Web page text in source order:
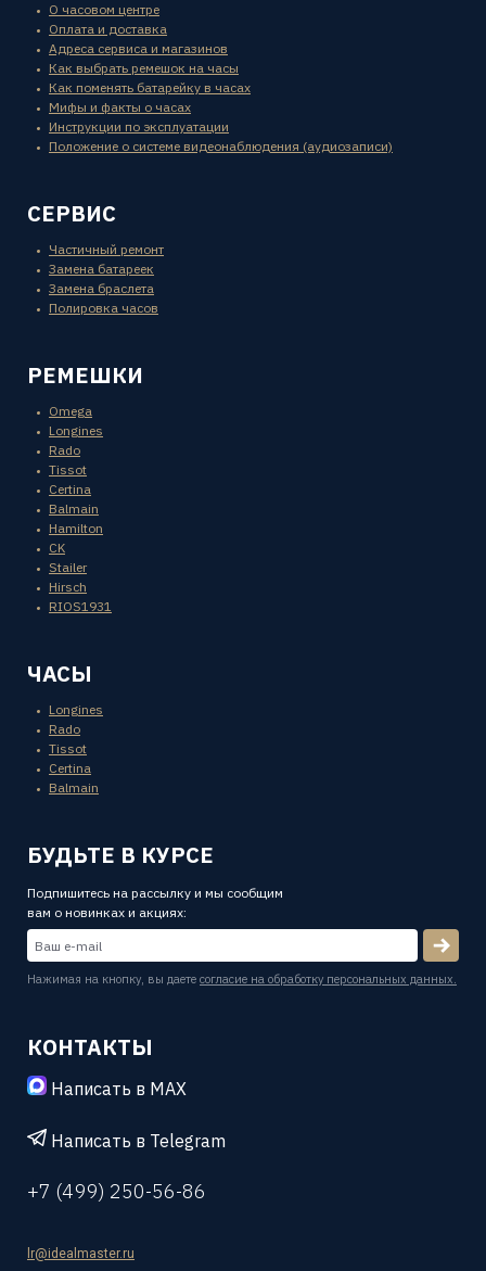
О часовом центре
Оплата и доставка
Адреса сервиса и магазинов
Как выбрать ремешок на часы
Как поменять батарейку в часах
Мифы и факты о часах
Инструкции по эксплуатации
Положение о системе видеонаблюдения (аудиозаписи)
СЕРВИС
Частичный ремонт
Замена батареек
Замена браслета
Полировка часов
РЕМЕШКИ
Omega
Longines
Rado
Tissot
Certina
Balmain
Hamilton
CK
Stailer
Hirsch
RIOS1931
ЧАСЫ
Longines
Rado
Tissot
Certina
Balmain
БУДЬТЕ В КУРСЕ
Подпишитесь на рассылку и мы сообщим
вам о новинках и акциях:
Нажимая на кнопку, вы даете согласие на обработку персональных данных.
КОНТАКТЫ
Написать в MAX
Написать в Telegram
+7 (499) 250-56-86
lr@idealmaster.ru